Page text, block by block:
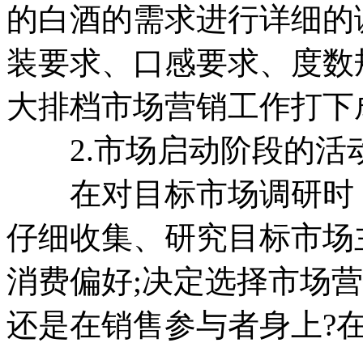
的白酒的需求进行详细
装要求、口感要求、度
大排档市场营销工作打
2.市场启动阶段的活
在对目标市场调研时
仔细收集、研究目标市
消费偏好;决定选择市场
还是在销售参与者身上?